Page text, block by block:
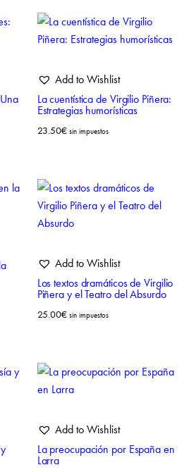
Add to Wishlist
La cuentística de Virgilio Piñera:
Estrategias humorísticas
23.50€ sin impuestos
Add to Wishlist
Los textos dramáticos de Virgilio
Piñera y el Teatro del Absurdo
25.00€ sin impuestos
Add to Wishlist
La preocupación por España en
Larra